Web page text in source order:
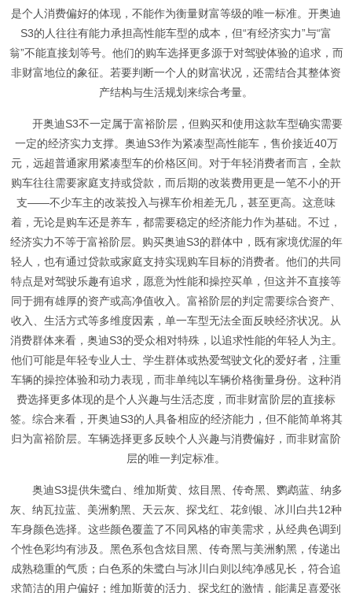
是个人消费偏好的体现，不能作为衡量财富等级的唯一标准。开奥迪
S3的人往往有能力承担高性能车型的成本，但“有经济实力”与“富
翁”不能直接划等号。他们的购车选择更多源于对驾驶体验的追求，而
非财富地位的象征。若要判断一个人的财富状况，还需结合其整体资
产结构与生活规划来综合考量。
开奥迪S3不一定属于富裕阶层，但购买和使用这款车型确实需要
一定的经济实力支撑。奥迪S3作为紧凑型高性能车，售价接近40万
元，远超普通家用紧凑型车的价格区间。对于年轻消费者而言，全款
购车往往需要家庭支持或贷款，而后期的改装费用更是一笔不小的开
支——不少车主的改装投入与裸车价相差无几，甚至更高。这意味
着，无论是购车还是养车，都需要稳定的经济能力作为基础。不过，
经济实力不等于富裕阶层。购买奥迪S3的群体中，既有家境优渥的年
轻人，也有通过贷款或家庭支持实现购车目标的消费者。他们的共同
特点是对驾驶乐趣有追求，愿意为性能和操控买单，但这并不直接等
同于拥有雄厚的资产或高净值收入。富裕阶层的判定需要综合资产、
收入、生活方式等多维度因素，单一车型无法全面反映经济状况。从
消费群体来看，奥迪S3的受众相对特殊，以追求性能的年轻人为主。
他们可能是年轻专业人士、学生群体或热爱驾驶文化的爱好者，注重
车辆的操控体验和动力表现，而非单纯以车辆价格衡量身份。这种消
费选择更多体现的是个人兴趣与生活态度，而非财富阶层的直接标
签。综合来看，开奥迪S3的人具备相应的经济能力，但不能简单将其
归为富裕阶层。车辆选择更多反映个人兴趣与消费偏好，而非财富阶
层的唯一判定标准。
奥迪S3提供朱鹭白、维加斯黄、炫目黑、传奇黑、鹦鹉蓝、纳多
灰、纳瓦拉蓝、美洲豹黑、天云灰、探戈红、花剑银、冰川白共12种
车身颜色选择。这些颜色覆盖了不同风格的审美需求，从经典色调到
个性色彩均有涉及。黑色系包含炫目黑、传奇黑与美洲豹黑，传递出
成熟稳重的气质；白色系的朱鹭白与冰川白则以纯净感见长，符合追
求简洁的用户偏好；维加斯黄的活力、探戈红的激情，能满足喜爱张